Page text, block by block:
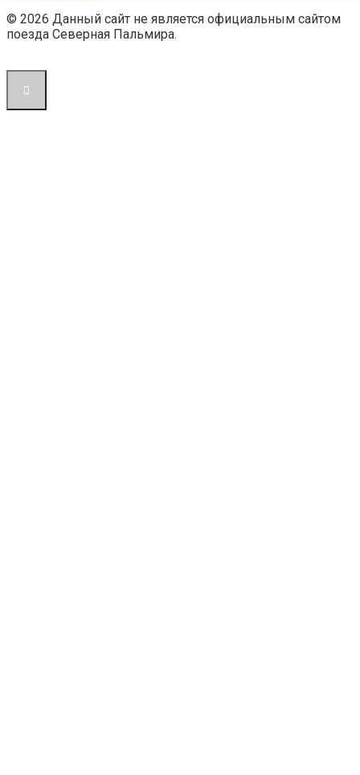
© 2026 Данный сайт не является официальным сайтом
поезда Северная Пальмира.